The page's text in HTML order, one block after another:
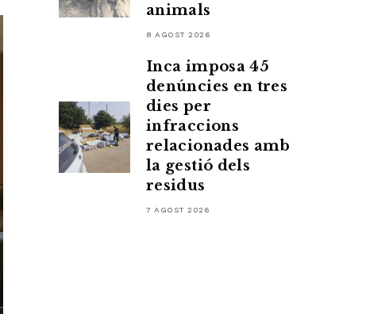
animals
8 AGOST 2026
Inca imposa 45
denúncies en tres
dies per
infraccions
relacionades amb
la gestió dels
residus
7 AGOST 2026